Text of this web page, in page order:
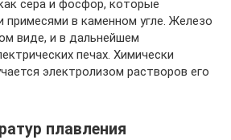
сера и фосфор, которые
в каменном угле. Железо
виде, и в дальнейшем
печах. Химически
электролизом растворов его
плавления